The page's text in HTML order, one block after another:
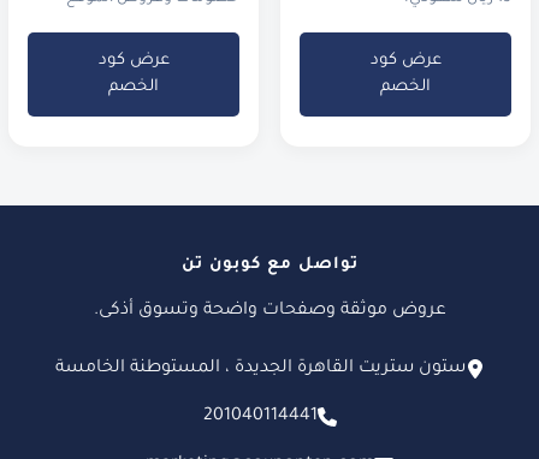
عرض كود
الخصم
عرض كود
الخصم
تواصل مع كوبون تن
عروض موثقة وصفحات واضحة وتسوق أذكى.
ستون ستريت القاهرة الجديدة ، المستوطنة الخامسة
201040114441